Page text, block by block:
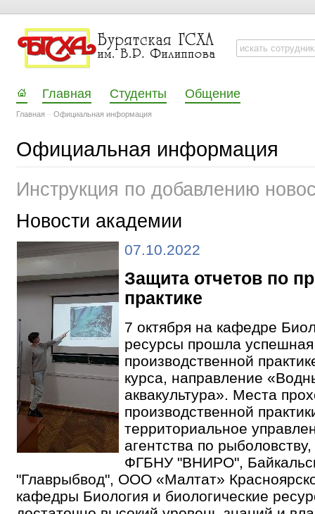
Главная Студенты Общение
Главная Официальная информация
Официальная информация
Инструкция по добавлению
Новости академии
07.10.2022
Защита отчетов по
практике
7 октября на кафедре
ресурсы прошла
производственной
курса, направление
аквакультура». Места
производственной
территориальное
агентства по
ФГБНУ "ВНИРО",
"Главрыбвод", ООО «Малтат»
кафедры Биология и биологические